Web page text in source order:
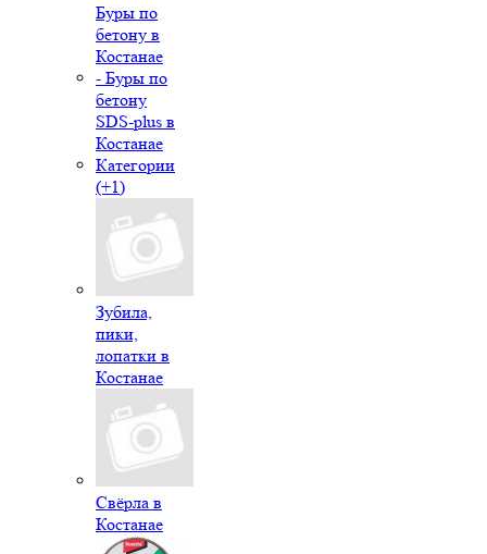
Буры по
бетону в
Костанае
- Буры по
бетону
SDS-plus в
Костанае
Категории
(+1)
Зубила,
пики,
лопатки в
Костанае
Свёрла в
Костанае